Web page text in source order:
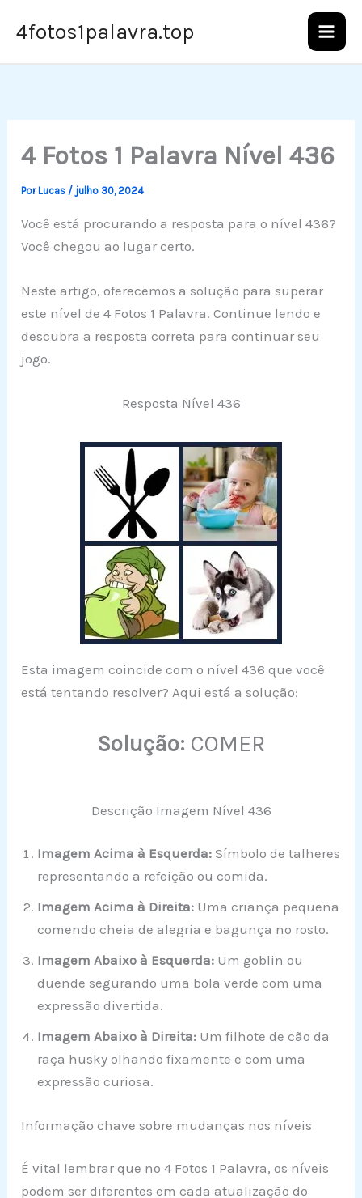
para4fotos1palavra.top
4 Fotos 1 Palavra Nível 436
PorLucas / julho 30, 2024
Você está procurando a resposta para o nível 436?
Você chegou ao lugar certo.
Neste artigo, oferecemos a solução para superar
este nível de 4 Fotos 1 Palavra. Continue lendo e
descubra a resposta correta para continuar seu
jogo.
Resposta Nível 436
Esta imagem coincide com o nível 436 que você
está tentando resolver? Aqui está a solução:
Solução: COMER
Descrição Imagem Nível 436
Imagem Acima à Esquerda: Símbolo de talheres
representando a refeição ou comida.
Imagem Acima à Direita: Uma criança pequena
comendo cheia de alegria e bagunça no rosto.
Imagem Abaixo à Esquerda: Um goblin ou
duende segurando uma bola verde com uma
expressão divertida.
Imagem Abaixo à Direita: Um filhote de cão da
raça husky olhando fixamente e com uma
expressão curiosa.
Informação chave sobre mudanças nos níveis
É vital lembrar que no 4 Fotos 1 Palavra, os níveis
podem ser diferentes em cada atualização do